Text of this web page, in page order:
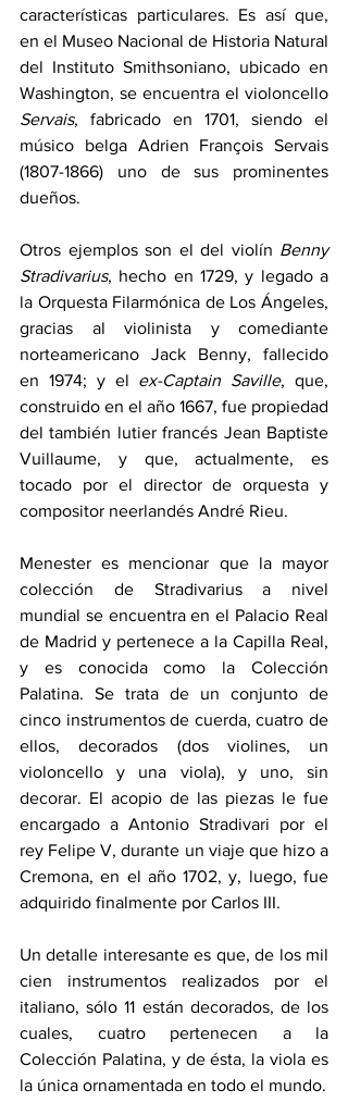
características particulares. Es así que,
en el Museo Nacional de Historia Natural
del Instituto Smithsoniano, ubicado en
Servais, fabricado en 1701, siendo el
músico belga Adrien François Servais
(1807-1866) uno de sus prominentes
dueños.
Otros ejemplos son el del violín Benny
Stradivarius, hecho en 1729, y legado a
la Orquesta Filarmónica de Los Ángeles,
gracias al violinista y comediante
norteamericano Jack Benny, fallecido
en 1974; y el ex-Captain Saville, que,
construido en el año 1667, fue propiedad
del también lutier francés Jean Baptiste
Vuillaume, y que, actualmente, es
tocado por el director de orquesta y
compositor neerlandés André Rieu.
Menester es mencionar que la mayor
colección de Stradivarius a nivel
mundial se encuentra en el Palacio Real
de Madrid y pertenece a la Capilla Real,
y es conocida como la Colección
Palatina. Se trata de un conjunto de
cinco instrumentos de cuerda, cuatro de
ellos, decorados (dos violines, un
violoncello y una viola), y uno, sin
decorar. El acopio de las piezas le fue
encargado a Antonio Stradivari por el
rey Felipe V, durante un viaje que hizo a
Cremona, en el año 1702, y, luego, fue
adquirido finalmente por Carlos III.
Un detalle interesante es que, de los mil
cien instrumentos realizados por el
italiano, sólo 11 están decorados, de los
cuales, cuatro pertenecen a la
Colección Palatina, y de ésta, la viola es
la única ornamentada en todo el mundo.